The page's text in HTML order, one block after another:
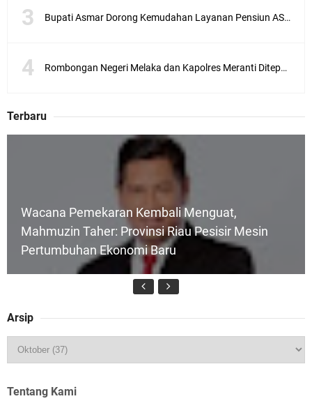
Bupati Asmar Dorong Kemudahan Layanan Pensiun ASN melalui Sinergi dengan BRK Syariah
Rombongan Negeri Melaka dan Kapolres Meranti Ditepungtawari, Sinergi Adat hingga Green Policing Menguat
Terbaru
Wacana Pemekaran Kembali Menguat,
Mahmuzin Taher: Provinsi Riau Pesisir Mesin
Pertumbuhan Ekonomi Baru
HUT IBI Ke-75, Bupati Asmar: Bidan Garda
2045
Arsip
Tentang Kami